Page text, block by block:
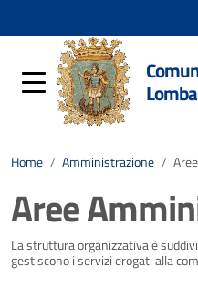
Home / Amministrazione /
Aree
La struttura organizzativa è
gestiscono i servizi erogati alla